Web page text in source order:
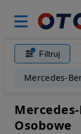
Filtruj
Mercedes-
Osobowe